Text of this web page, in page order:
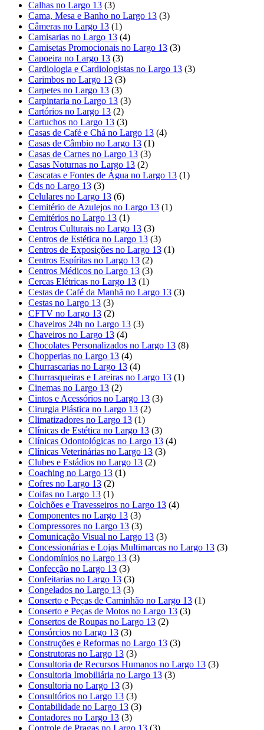
Calhas no Largo 13 (3)
Cama, Mesa e Banho no Largo 13 (3)
Câmeras no Largo 13 (1)
Camisarias no Largo 13 (4)
Camisetas Promocionais no Largo 13 (3)
Capoeira no Largo 13 (3)
Cardiologia e Cardiologistas no Largo 13 (3)
Carimbos no Largo 13 (3)
Carpetes no Largo 13 (3)
Carpintaria no Largo 13 (3)
Cartórios no Largo 13 (2)
Cartuchos no Largo 13 (3)
Casas de Café e Chá no Largo 13 (4)
Casas de Câmbio no Largo 13 (1)
Casas de Carnes no Largo 13 (3)
Casas Noturnas no Largo 13 (2)
Cascatas e Fontes de Água no Largo 13 (1)
Cds no Largo 13 (3)
Celulares no Largo 13 (6)
Cemitério de Azulejos no Largo 13 (1)
Cemitérios no Largo 13 (1)
Centros Culturais no Largo 13 (3)
Centros de Estética no Largo 13 (3)
Centros de Exposições no Largo 13 (1)
Centros Espíritas no Largo 13 (2)
Centros Médicos no Largo 13 (3)
Cercas Elétricas no Largo 13 (1)
Cestas de Café da Manhã no Largo 13 (3)
Cestas no Largo 13 (3)
CFTV no Largo 13 (2)
Chaveiros 24h no Largo 13 (3)
Chaveiros no Largo 13 (4)
Chocolates Personalizados no Largo 13 (8)
Chopperias no Largo 13 (4)
Churrascarias no Largo 13 (4)
Churrasqueiras e Lareiras no Largo 13 (1)
Cinemas no Largo 13 (2)
Cintos e Acessórios no Largo 13 (3)
Cirurgia Plástica no Largo 13 (2)
Climatizadores no Largo 13 (1)
Clínicas de Estética no Largo 13 (3)
Clínicas Odontológicas no Largo 13 (4)
Clínicas Veterinárias no Largo 13 (3)
Clubes e Estádios no Largo 13 (2)
Coaching no Largo 13 (1)
Cofres no Largo 13 (2)
Coifas no Largo 13 (1)
Colchões e Travesseiros no Largo 13 (4)
Componentes no Largo 13 (3)
Compressores no Largo 13 (3)
Comunicação Visual no Largo 13 (3)
Concessionárias e Lojas Multimarcas no Largo 13 (3)
Condomínios no Largo 13 (3)
Confecção no Largo 13 (3)
Confeitarias no Largo 13 (3)
Congelados no Largo 13 (3)
Conserto e Peças de Caminhão no Largo 13 (1)
Conserto e Peças de Motos no Largo 13 (3)
Consertos de Roupas no Largo 13 (2)
Consórcios no Largo 13 (3)
Construções e Reformas no Largo 13 (3)
Construtoras no Largo 13 (3)
Consultoria de Recursos Humanos no Largo 13 (3)
Consultoria Imobiliária no Largo 13 (3)
Consultoria no Largo 13 (3)
Consultórios no Largo 13 (3)
Contabilidade no Largo 13 (3)
Contadores no Largo 13 (3)
Controle de Pragas no Largo 13 (3)